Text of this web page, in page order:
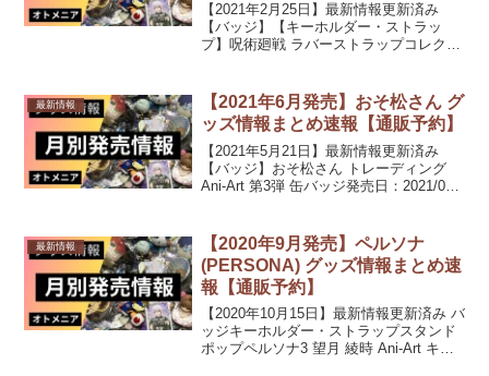
【2021年2月25日】最新情報更新済み
【バッジ】【キーホルダー・ストラッ
プ】呪術廻戦 ラバーストラップコレクシ
リルキーホルダー【再販】発売日：...
最新情報
【2021年6月発売】おそ松さん グ
ッズ情報まとめ速報【通販予約】
【2021年5月21日】最新情報更新済み
【バッジ】おそ松さん トレーディング
Ani-Art 第3弾 缶バッジ発売日：2021/06/
ターズ 両面ルームキーホ...
最新情報
【2020年9月発売】ペルソナ
(PERSONA) グッズ情報まとめ速
報【通販予約】
【2020年10月15日】最新情報更新済み バ
ッジキーホルダー・ストラップスタンド
ポップペルソナ3 望月 綾時 Ani-Art キャ